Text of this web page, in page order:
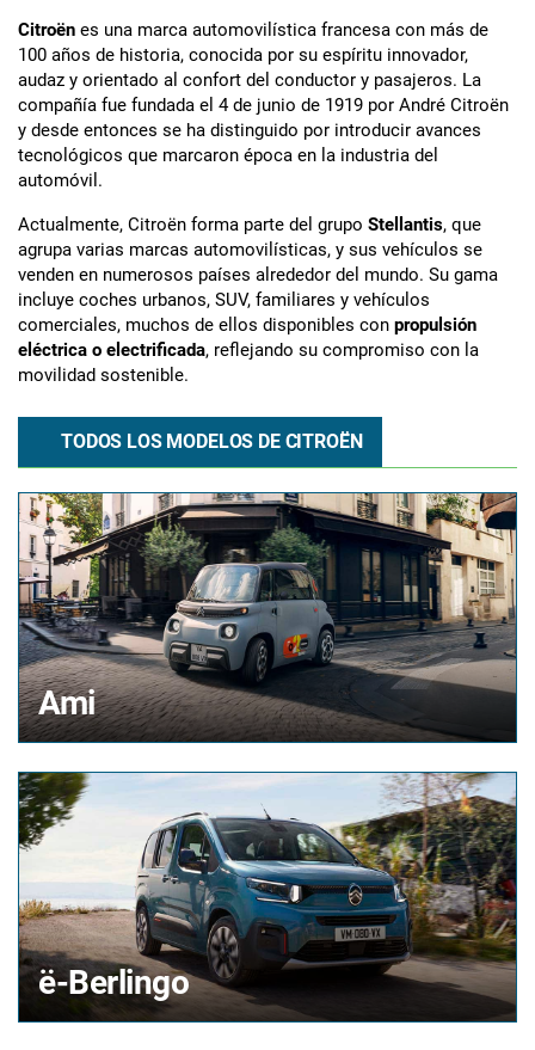
Citroën es una marca automovilística francesa con más de
100 años de historia, conocida por su espíritu innovador,
audaz y orientado al confort del conductor y pasajeros. La
compañía fue fundada el 4 de junio de 1919 por André Citroën
y desde entonces se ha distinguido por introducir avances
tecnológicos que marcaron época en la industria del
automóvil.
Actualmente, Citroën forma parte del grupo Stellantis, que
agrupa varias marcas automovilísticas, y sus vehículos se
venden en numerosos países alrededor del mundo. Su gama
incluye coches urbanos, SUV, familiares y vehículos
comerciales, muchos de ellos disponibles con propulsión
eléctrica o electrificada, reflejando su compromiso con la
movilidad sostenible.
TODOS LOS MODELOS DE CITROËN
Ami
ë-Berlingo